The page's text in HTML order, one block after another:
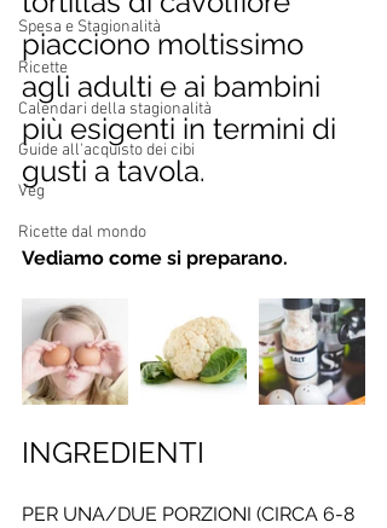
Spesa e Stagionalità
Ricette
Calendari della stagionalità
Guide all'acquisto dei cibi
Veg
Ricette dal mondo
piacciono moltissimo
agli adulti e ai bambini
più esigenti in termini di
gusti a tavola.
Vediamo come si preparano.
INGREDIENTI
PER UNA/DUE PORZIONI (CIRCA 6-8